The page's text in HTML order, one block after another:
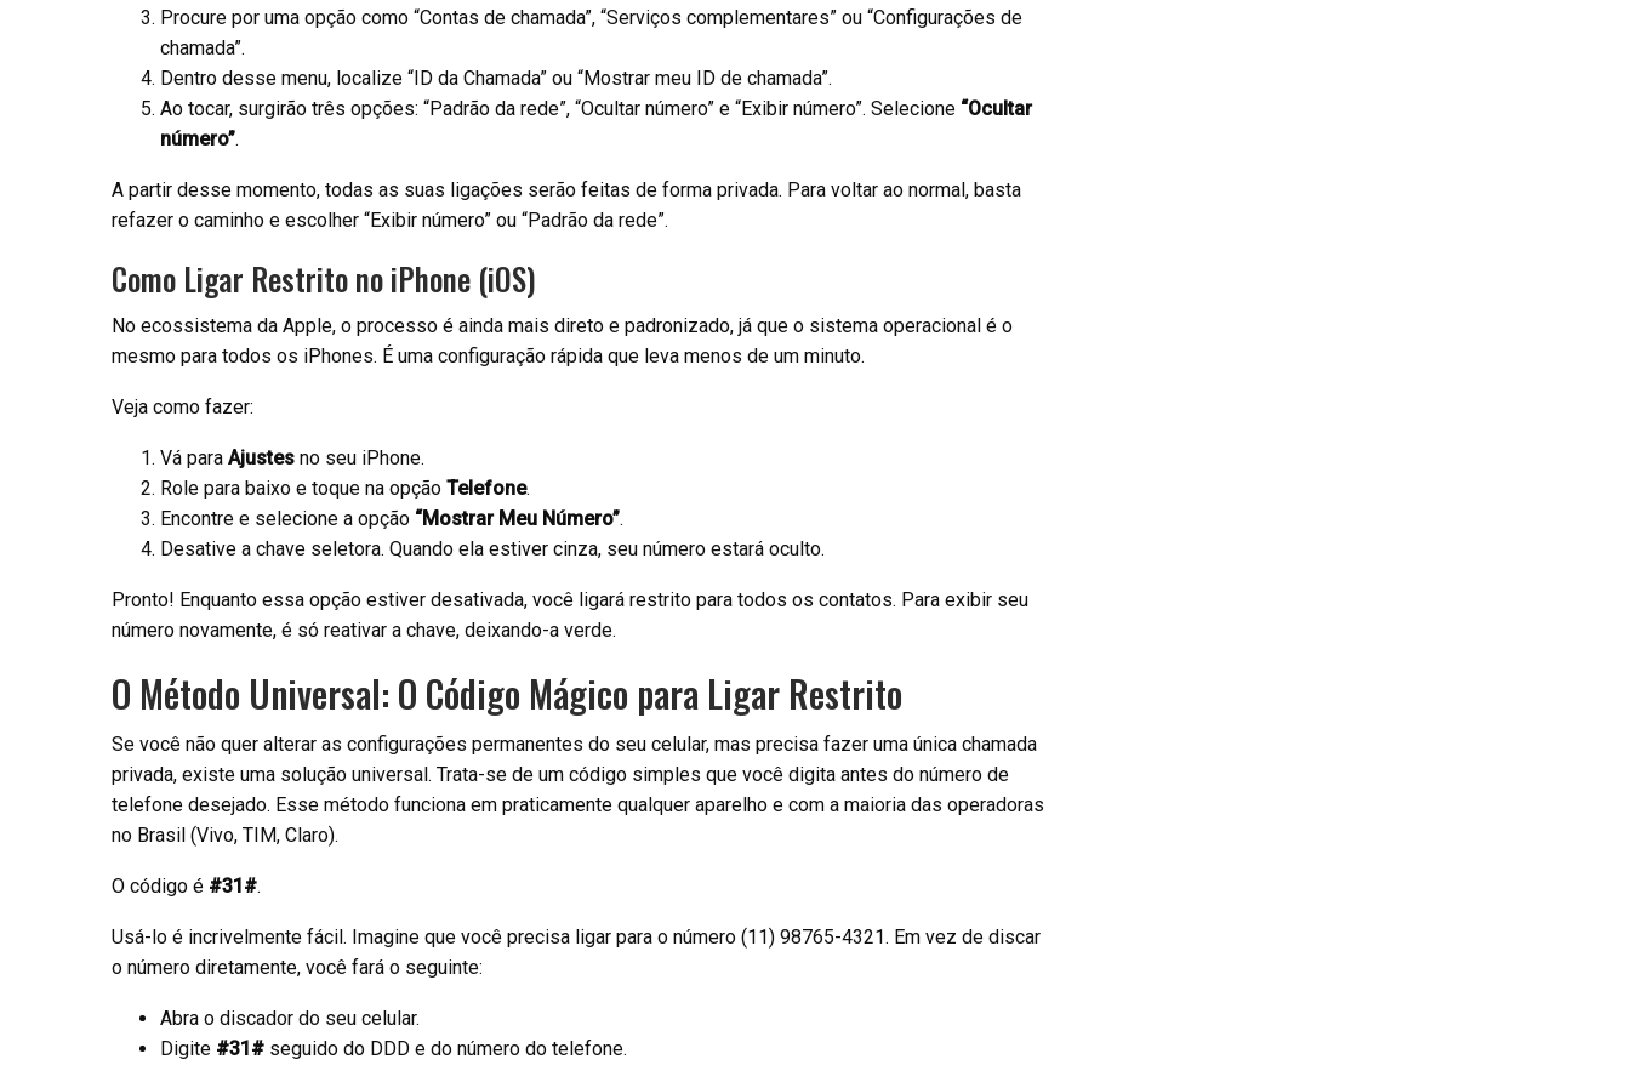
Procure por uma opção como “Contas de chamada”, “Serviços complementares” ou “Configurações de
chamada”.
Dentro desse menu, localize “ID da Chamada” ou “Mostrar meu ID de chamada”.
Ao tocar, surgirão três opções: “Padrão da rede”, “Ocultar número” e “Exibir número”. Selecione “Ocultar
número”.
A partir desse momento, todas as suas ligações serão feitas de forma privada. Para voltar ao normal, basta
refazer o caminho e escolher “Exibir número” ou “Padrão da rede”.
Como Ligar Restrito no iPhone (iOS)
No ecossistema da Apple, o processo é ainda mais direto e padronizado, já que o sistema operacional é o
mesmo para todos os iPhones. É uma configuração rápida que leva menos de um minuto.
Veja como fazer:
Vá para Ajustes no seu iPhone.
Role para baixo e toque na opção Telefone.
Encontre e selecione a opção “Mostrar Meu Número”.
Desative a chave seletora. Quando ela estiver cinza, seu número estará oculto.
Pronto! Enquanto essa opção estiver desativada, você ligará restrito para todos os contatos. Para exibir seu
número novamente, é só reativar a chave, deixando-a verde.
O Método Universal: O Código Mágico para Ligar Restrito
Se você não quer alterar as configurações permanentes do seu celular, mas precisa fazer uma única chamada
privada, existe uma solução universal. Trata-se de um código simples que você digita antes do número de
telefone desejado. Esse método funciona em praticamente qualquer aparelho e com a maioria das operadoras
no Brasil (Vivo, TIM, Claro).
O código é #31#.
Usá-lo é incrivelmente fácil. Imagine que você precisa ligar para o número (11) 98765-4321. Em vez de discar
o número diretamente, você fará o seguinte:
Abra o discador do seu celular.
Digite #31# seguido do DDD e do número do telefone.